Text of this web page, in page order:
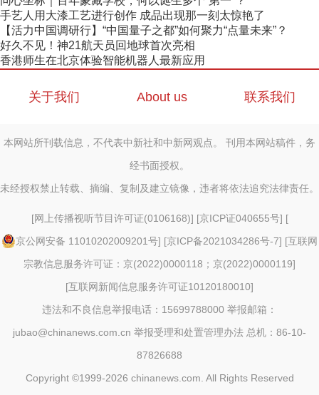
手艺人用大漆工艺进行创作 成品出现那一刻太惊艳了
【活力中国调研行】“中国量子之都”如何聚力“点量未来”？
好久不见！神21航天员回地球首次亮相
香港师生在北京体验智能机器人最新应用
关于我们 About us 联系我们
本网站所刊载信息，不代表中新社和中新网观点。 刊用本网站稿件，务
经书面授权。
未经授权禁止转载、摘编、复制及建立镜像，违者将依法追究法律责任。
[网上传播视听节目许可证(0106168)] [京ICP证040655号] [
京公网安备 11010202009201号] [京ICP备2021034286号-7] [互联网
宗教信息服务许可证：京(2022)0000118；京(2022)0000119]
[互联网新闻信息服务许可证10120180010]
违法和不良信息举报电话：15699788000 举报邮箱：
jubao@chinanews.com.cn 举报受理和处置管理办法 总机：86-10-
87826688
Copyright ©1999-2026 chinanews.com. All Rights Reserved